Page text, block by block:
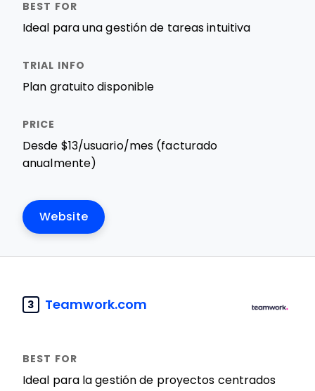
Ideal para una gestión de tareas intuitiva
Plan gratuito disponible
Desde $13/usuario/mes (facturado
anualmente)
Website
3 Teamwork.com
Ideal para la gestión de proyectos centrados